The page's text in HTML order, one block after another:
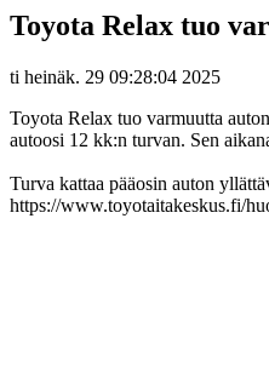
Toyota Relax tuo
ti heinäk. 29 09:28:04 2025
Toyota Relax tuo varmuutta
autoosi 12 kk:n turvan. Sen
Turva kattaa pääosin auton
https://www.toyotaitakeskus.fi/